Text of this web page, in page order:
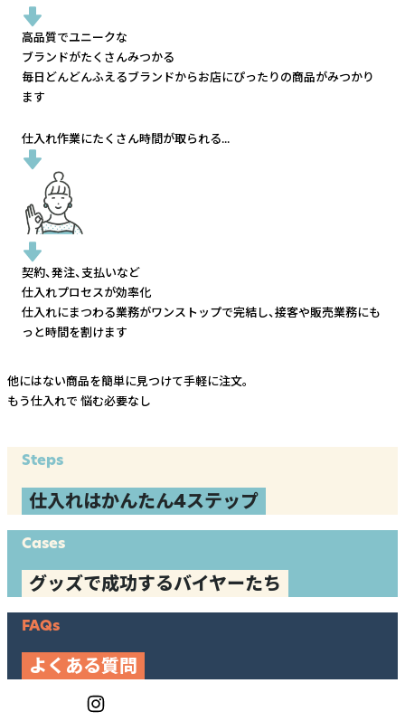
高品質でユニークな
ブランドがたくさんみつかる
毎日どんどんふえるブランドからお店にぴったりの商品がみつかり
ます
仕入れ作業にたくさん時間が取られる...
契約、発注、支払いなど
仕入れプロセスが効率化
仕入れにまつわる業務がワンストップで完結し、接客や販売業務にも
っと時間を割けます
他にはない商品を簡単に見つけて手軽に注文。
もう仕入れで 悩む必要なし
Steps
仕入れはかんたん4ステップ
Cases
グッズで成功するバイヤーたち
FAQs
よくある質問